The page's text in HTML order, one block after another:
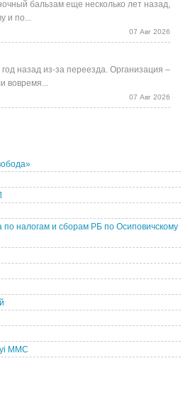
бальзам еще несколько лет назад,
и по...
07 Авг 2026
назад из-за переезда. Организация –
вовремя...
07 Авг 2026
по налогам и сборам РБ по Осиповичскому
MMC